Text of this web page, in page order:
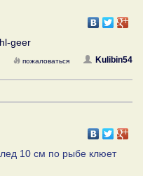
geer
Kulibin54
пожаловаться
10 см по рыбе клюет